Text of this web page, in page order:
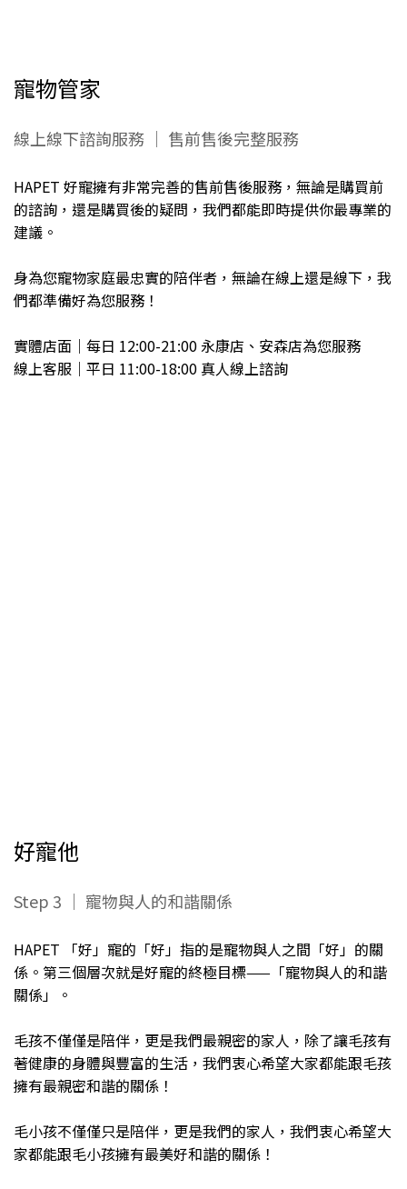
寵物管家
線上線下諮詢服務 ｜ 售前售後完整服務
HAPET 好寵擁有非常完善的售前售後服務，無論是購買前
的諮詢，還是購買後的疑問，我們都能即時提供你最專業的
建議。
身為您寵物家庭最忠實的陪伴者，無論在線上還是線下，我
們都準備好為您服務！
實體店面｜每日 12:00-21:00 永康店、安森店為您服務
線上客服｜平日 11:00-18:00 真人線上諮詢
好寵他
Step 3 ｜ 寵物與人的和諧關係
HAPET 「好」寵的「好」指的是寵物與人之間「好」的關
係。第三個層次就是好寵的終極目標——「寵物與人的和諧
關係」。
毛孩不僅僅是陪伴，更是我們最親密的家人，除了讓毛孩有
著健康的身體與豐富的生活，我們衷心希望大家都能跟毛孩
擁有最親密和諧的關係！
毛小孩不僅僅只是陪伴，更是我們的家人，我們衷心希望大
家都能跟毛小孩擁有最美好和諧的關係！